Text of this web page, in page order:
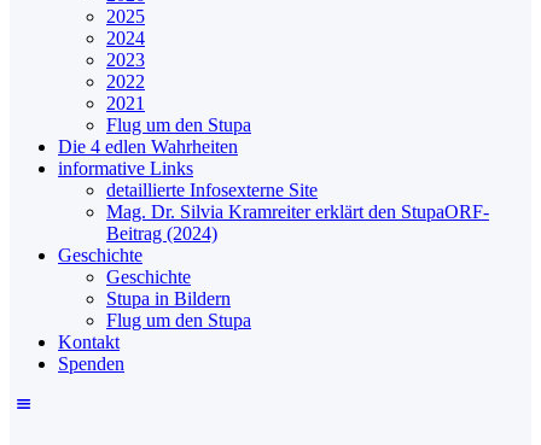
2025
2024
2023
2022
2021
Flug um den Stupa
Die 4 edlen Wahrheiten
informative Links
detaillierte Infosexterne Site
Mag. Dr. Silvia Kramreiter erklärt den StupaORF-
Beitrag (2024)
Geschichte
Geschichte
Stupa in Bildern
Flug um den Stupa
Kontakt
Spenden